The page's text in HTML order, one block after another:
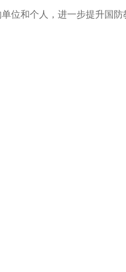
和个人，进一步提升国